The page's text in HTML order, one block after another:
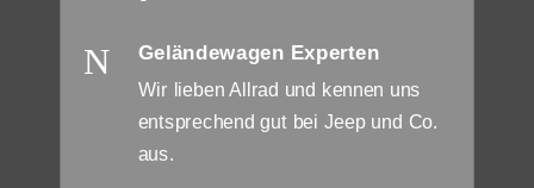
N Geländewagen Experten
Wir lieben Allrad und kennen uns
entsprechend gut bei Jeep und Co.
aus.